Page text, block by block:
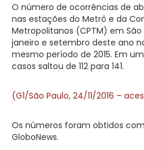
O número de ocorrências de
nas estações do Metrô e da
Metropolitanos (CPTM) em
janeiro e setembro deste ano
mesmo período de 2015. Em
casos saltou de 112 para 141.
(G1/São Paulo, 24/11/2016 –
Os números foram obtidos
GloboNews.